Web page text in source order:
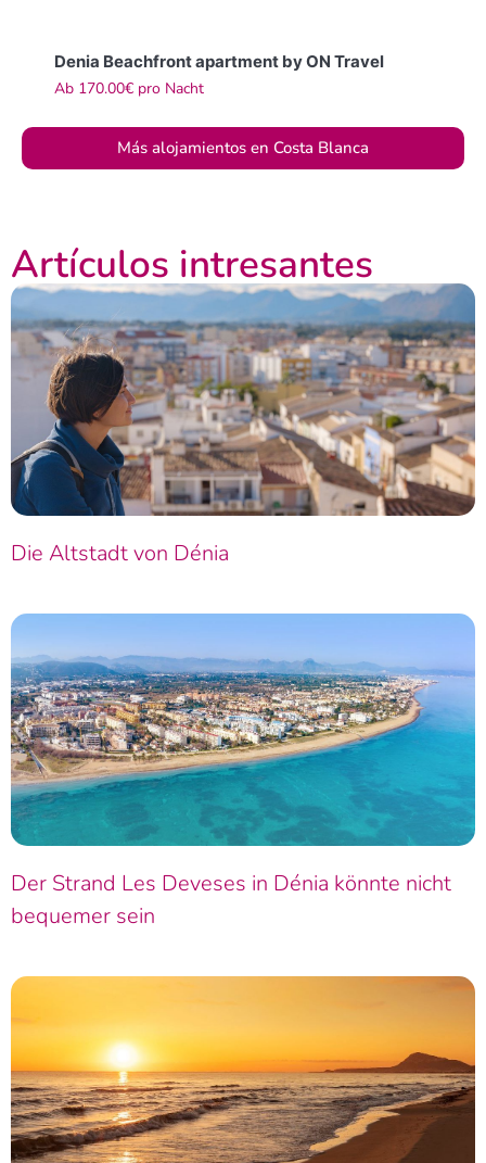
Denia Beachfront apartment by ON Travel
Ab 170.00€ pro Nacht
Más alojamientos en Costa Blanca
Artículos intresantes
Die Altstadt von Dénia
Der Strand Les Deveses in Dénia könnte nicht
bequemer sein